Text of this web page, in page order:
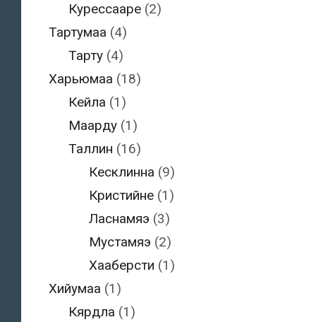
Курессааре (2)
Тартумаа (4)
Тарту (4)
Харьюмаа (18)
Кейла (1)
Маарду (1)
Таллин (16)
Кесклинна (9)
Кристийне(1)
Ласнамяэ (3)
Мустамяэ (2)
Хааберсти (1)
Хийумаа (1)
Кярдла (1)